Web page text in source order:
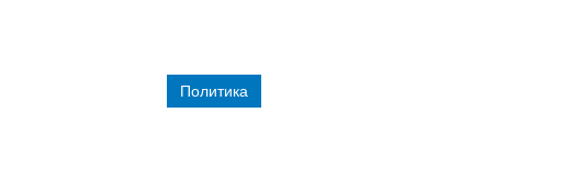
Политика